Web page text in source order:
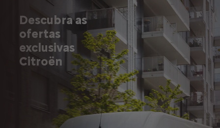
Descubra as
ofertas
exclusivas
Citroën